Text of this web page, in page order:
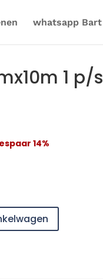
whatsapp Bart
1 p/s
14%